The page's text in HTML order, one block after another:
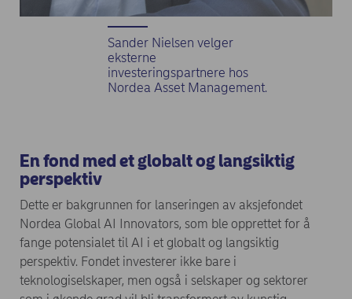
Sander Nielsen velger
eksterne
investeringspartnere hos
Nordea Asset Management.
En fond med et globalt og langsiktig
perspektiv
Dette er bakgrunnen for lanseringen av aksjefondet
Nordea Global AI Innovators, som ble opprettet for å
fange potensialet til AI i et globalt og langsiktig
perspektiv. Fondet investerer ikke bare i
teknologiselskaper, men også i selskaper og sektorer